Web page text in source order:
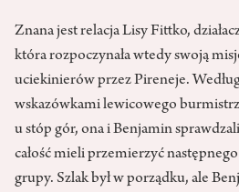
Znana jest relacja Lisy Fittko,
która rozpoczynała wtedy swoją
uciekinierów przez Pireneje.
wskazówkami lewicowego
u stóp gór, ona i Benjamin
całość mieli przemierzyć
grupy. Szlak był w porządku, ale